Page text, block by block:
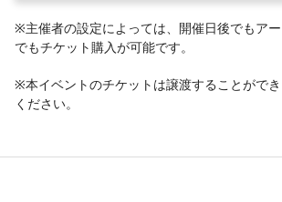
※主催者の設定によっては、開催日後でもア
でもチケット購入が可能です。
※本イベントのチケットは譲渡することがで
ください。